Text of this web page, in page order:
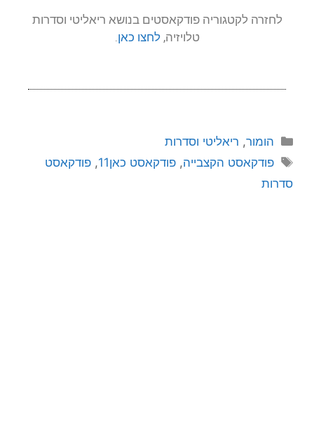
לחזרה לקטגוריה פודקאסטים בנושא ריאליטי וסדרות
טלויזיה,לחצו כאן.
הומור, ריאליטי וסדרות
פודקאסט הקצבייה,פודקאסט כאן11 ,פודקאסט
סדרות